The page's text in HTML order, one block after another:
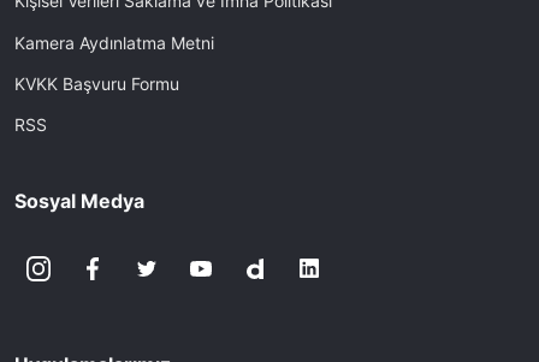
Kamera Aydınlatma Metni
KVKK Başvuru Formu
RSS
Sosyal Medya